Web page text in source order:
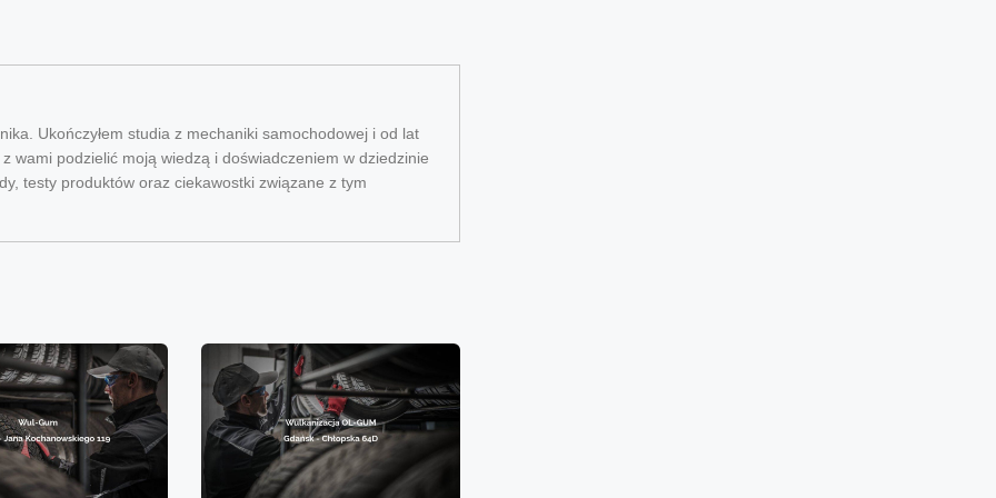
Ukończyłem studia z mechaniki samochodowej i od lat
wami podzielić moją wiedzą i doświadczeniem w dziedzinie
testy produktów oraz ciekawostki związane z tym